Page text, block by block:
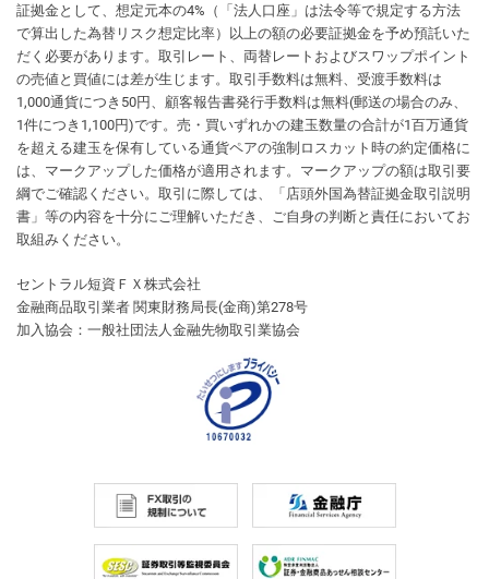
証拠金として、想定元本の4%（「法人口座」は法令等で規定する方法
で算出した為替リスク想定比率）以上の額の必要証拠金を予め預託いた
だく必要があります。取引レート、両替レートおよびスワップポイント
の売値と買値には差が生じます。取引手数料は無料、受渡手数料は
1,000通貨につき50円、顧客報告書発行手数料は無料(郵送の場合のみ、
1件につき1,100円)です。売・買いずれかの建玉数量の合計が1百万通貨
を超える建玉を保有している通貨ペアの強制ロスカット時の約定価格に
は、マークアップした価格が適用されます。マークアップの額は取引要
綱でご確認ください。取引に際しては、「店頭外国為替証拠金取引説明
書」等の内容を十分にご理解いただき、ご自身の判断と責任においてお
取組みください。
セントラル短資ＦＸ株式会社
金融商品取引業者 関東財務局長(金商)第278号
加入協会：一般社団法人金融先物取引業協会